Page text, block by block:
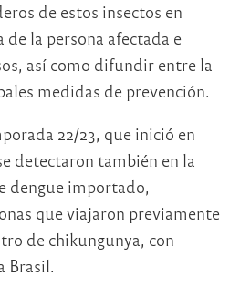
de estos insectos en
de la persona afectada e
así como difundir entre la
medidas de prevención.
22/23, que inició en
detectaron también en la
dengue importado,
que viajaron previamente
de chikungunya, con
Brasil.